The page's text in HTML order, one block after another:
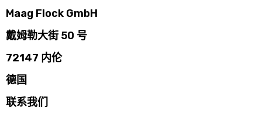
Maag Flock GmbH
戴姆勒大街 50 号
72147 内伦
德国
联系我们